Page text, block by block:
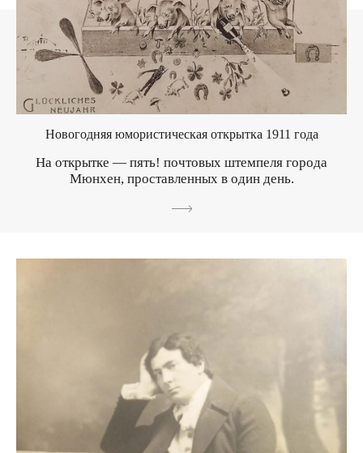
Новогодняя юмористическая открытка 1911 года
На открытке — пять! почтовых штемпеля города
Мюнхен, проставленных в один день.